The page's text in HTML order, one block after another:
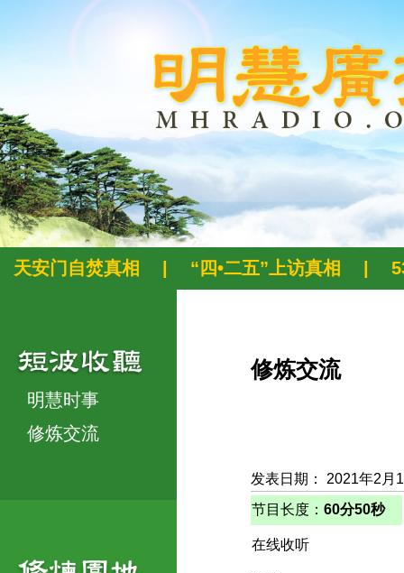
天安门自焚真相 “四•二五”上访真相
明慧时事
修炼交流
修炼交流
发表日期： 2021年2月
节目长度： 60分50秒
在线收听